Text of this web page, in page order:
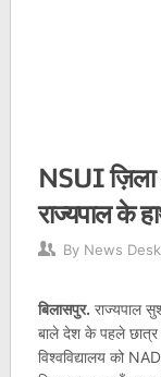
NSUI ज़िला
राज्यपाल के
By News Desk
बिलासपुर. राज्यपाल
बाले देश के पहले छात्र
विश्वविद्यालय को